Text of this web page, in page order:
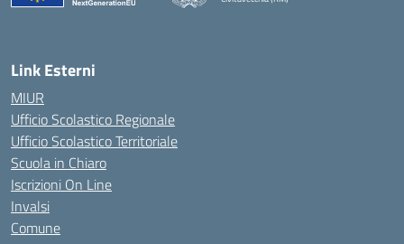
Link Esterni
MIUR
Ufficio Scolastico Regionale
Ufficio Scolastico Territoriale
Scuola in Chiaro
Iscrizioni On Line
Invalsi
Comune